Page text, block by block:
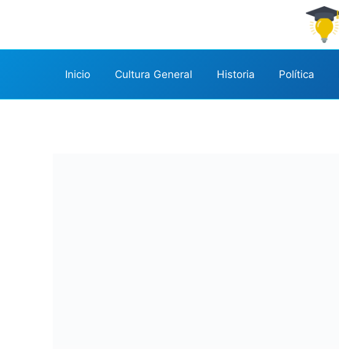
Inicio Cultura General Historia Política